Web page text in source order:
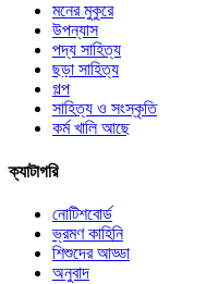
মনের মুকুরে
উপন্যাস
পদ্য সাহিত্য
ছড়া সাহিত্য
গল্প
সাহিত্য ও সংস্কৃতি
কর্ম খালি আছে
ক্যাটাগরি
নোটিশবোর্ড
ভ্রমণ কাহিনি
শিশুদের আড্ডা
অনুবাদ